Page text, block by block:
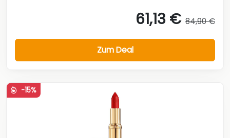
61,13 € 84,90 €
Zum Deal
-15%